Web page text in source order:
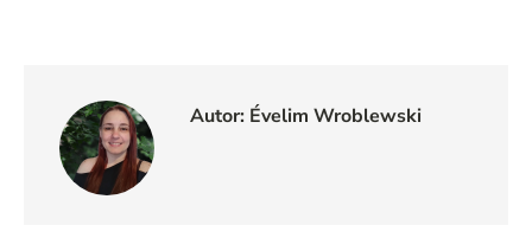
Autor: Évelim Wroblewski